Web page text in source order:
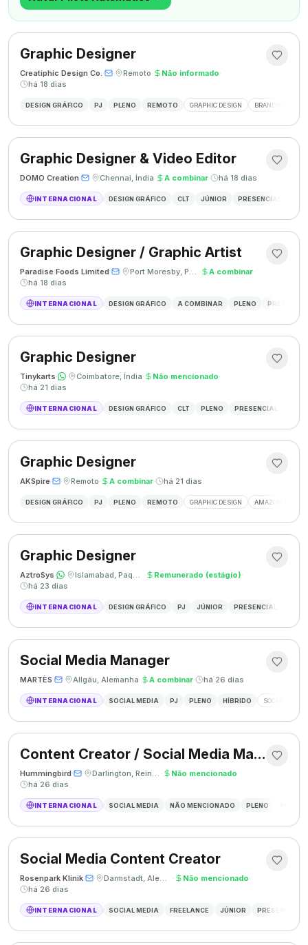
Graphic Designer
Creatiphic Design Co.· · Remoto· Não informado·
há 18 dias
DESIGN GRÁFICO PJ PLENO REMOTO GRAPHIC DESIGN BRANDING
Graphic Designer & Video Editor
DOMO Creation· · Chennai, Índia· A combinar· há 18 dias
INTERNACIONAL DESIGN GRÁFICO CLT JÚNIOR PRESENCIAL
Graphic Designer / Graphic Artist
Paradise Foods Limited· · Port Moresby, Papua Nova Guiné · A combinar·
há 18 dias
INTERNACIONAL DESIGN GRÁFICO A COMBINAR PLENO
Graphic Designer
Tinykarts· · Coimbatore, Índia· Não mencionado·
há 21 dias
INTERNACIONAL DESIGN GRÁFICO CLT PLENO PRESENCIAL
Graphic Designer
AKSpire· · Remoto· A combinar· há 21 dias
DESIGN GRÁFICO PJ PLENO REMOTO GRAPHIC DESIGN AMAZON A+
Graphic Designer
AztroSys· · Islamabad, Paquistão · Remunerado (estágio)·
há 23 dias
INTERNACIONAL DESIGN GRÁFICO PJ JÚNIOR PRESENCIAL
Social Media Manager
MARTÈS· · Allgäu, Alemanha· A combinar· há 26 dias
INTERNACIONAL SOCIAL MEDIA PJ PLENO HÍBRIDO SOCIAL MEDIA
Content Creator / Social Media Manager
Hummingbird· · Darlington, Reino Unido · Não mencionado·
há 26 dias
INTERNACIONAL SOCIAL MEDIA NÃO MENCIONADO PLENO
Social Media Content Creator
Rosenpark Klinik· · Darmstadt, Alemanha · Não mencionado·
há 26 dias
INTERNACIONAL SOCIAL MEDIA FREELANCE JÚNIOR PRESENCIAL